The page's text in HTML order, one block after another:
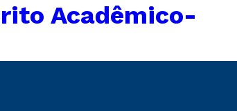
Acadêmico-